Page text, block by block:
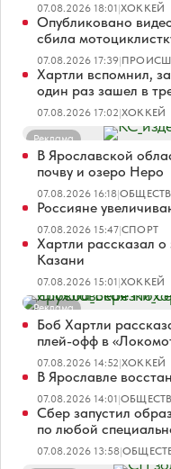
07.08.2026 18:01|ХОККЕЙ
Опубликовано
сбила
07.08.2026 17:39|
Хартли вспомнил,
один раз зашел в
07.08.2026 17:02|ХОККЕЙ
Реклама
В Ярославской
почву и озеро Неро
07.08.2026 16:18|
Россияне
07.08.2026 15:47|СПОРТ
Хартли рассказал
Казани
07.08.2026 15:01|ХОККЕЙ
Реклама
Боб Хартли
плей-офф в
07.08.2026 14:52|ХОККЕЙ
В Ярославле
07.08.2026 14:01|
Сбер запустил
по любой
07.08.2026 13:58|